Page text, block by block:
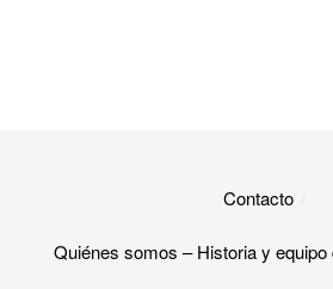
Contacto
Quiénes somos – Historia y